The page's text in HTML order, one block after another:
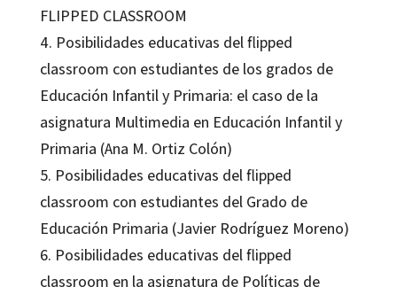
FLIPPED CLASSROOM
4. Posibilidades educativas del flipped
classroom con estudiantes de los grados de
Educación Infantil y Primaria: el caso de la
asignatura Multimedia en Educación Infantil y
Primaria (Ana M. Ortiz Colón)
5. Posibilidades educativas del flipped
classroom con estudiantes del Grado de
Educación Primaria (Javier Rodríguez Moreno)
6. Posibilidades educativas del flipped
classroom en la asignatura de Políticas de